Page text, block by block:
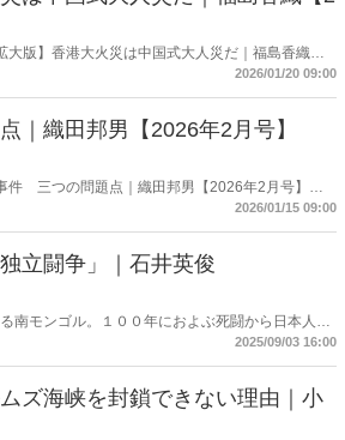
版】香港大火災は中国式大人災だ｜福島香織
2026/01/20 09:00
織田邦男【2026年2月号】
件 三つの問題点｜織田邦男【2026年2月号】』
2026/01/15 09:00
立闘争」｜石井英俊
南モンゴル。１００年におよぶ死闘から日本人が
人民党１００周年記念集会が開催される。2025/09/03 16:00
ズ海峡を封鎖できない理由｜小